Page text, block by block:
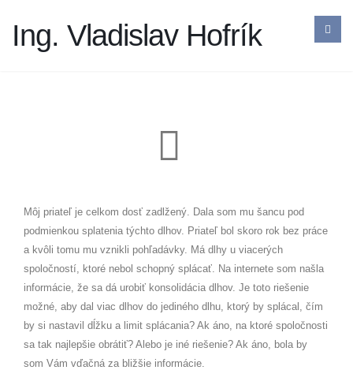
Ing. Vladislav Hofrík
Môj priateľ je celkom dosť zadlžený. Dala som mu šancu pod
podmienkou splatenia týchto dlhov. Priateľ bol skoro rok bez práce
a kvôli tomu mu vznikli pohľadávky. Má dlhy u viacerých
spoločností, ktoré nebol schopný splácať. Na internete som našla
informácie, že sa dá urobiť konsolidácia dlhov. Je toto riešenie
možné, aby dal viac dlhov do jediného dlhu, ktorý by splácal, čím
by si nastavil dĺžku a limit splácania? Ak áno, na ktoré spoločnosti
sa tak najlepšie obrátiť? Alebo je iné riešenie? Ak áno, bola by
som Vám vďačná za bližšie informácie.